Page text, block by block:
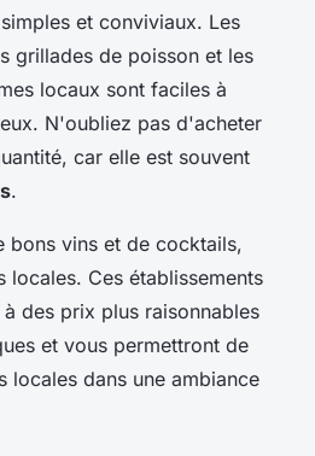
et conviviaux. Les
grillades de poisson et les
locaux sont faciles à
N'oubliez pas d'acheter
car elle est souvent
.
bons vins et de cocktails,
locales. Ces établissements
des prix plus raisonnables
et vous permettront de
locales dans une ambiance